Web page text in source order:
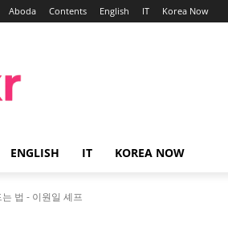
Aboda Contents English IT Korea Now
ENGLISH IT KOREA NOW
법 - 이원일 셰프